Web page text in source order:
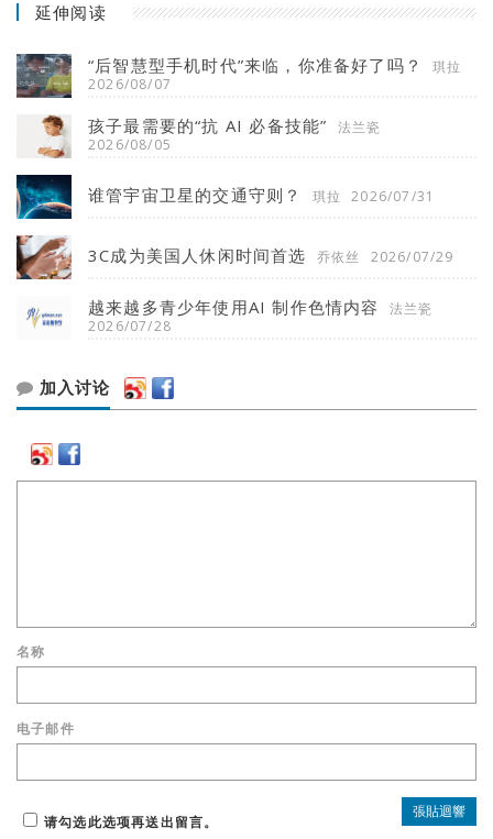
延伸阅读
“后智慧型手机时代”来临，你准备好了吗？
琪拉
2026/08/07
孩子最需要的“抗 AI 必备技能”
法兰瓷
2026/08/05
谁管宇宙卫星的交通守则？ 琪拉 2026/07/31
3C成为美国人休闲时间首选 乔依丝 2026/07/29
越来越多青少年使用AI 制作色情内容
法兰瓷
2026/07/28
加入讨论
名称
电子邮件
请勾选此选项再送出留言。